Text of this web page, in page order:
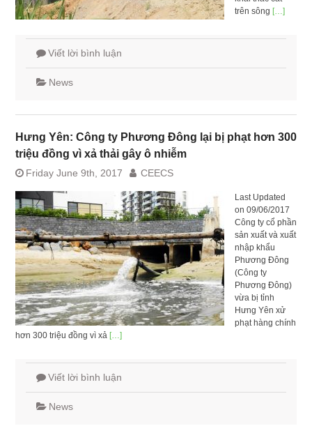
trên sông […]
Viết lời bình luận
News
Hưng Yên: Công ty Phương Đông lại bị phạt hơn 300
triệu đồng vì xả thải gây ô nhiễm
Friday June 9th, 2017 CEECS
Last Updated
on 09/06/2017
Công ty cổ phần
sản xuất và xuất
nhập khẩu
Phương Đông
(Công ty
Phương Đông)
vừa bị tỉnh
Hưng Yên xử
phạt hàng chính
hơn 300 triệu đồng vì xả […]
Viết lời bình luận
News